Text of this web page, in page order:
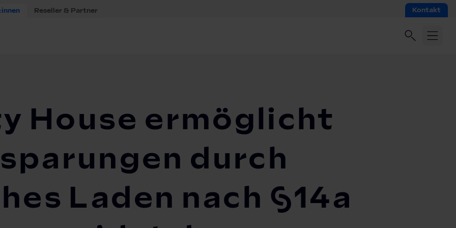
Reseller & Partner Kontakt
House ermöglicht
durch
Laden nach §14a